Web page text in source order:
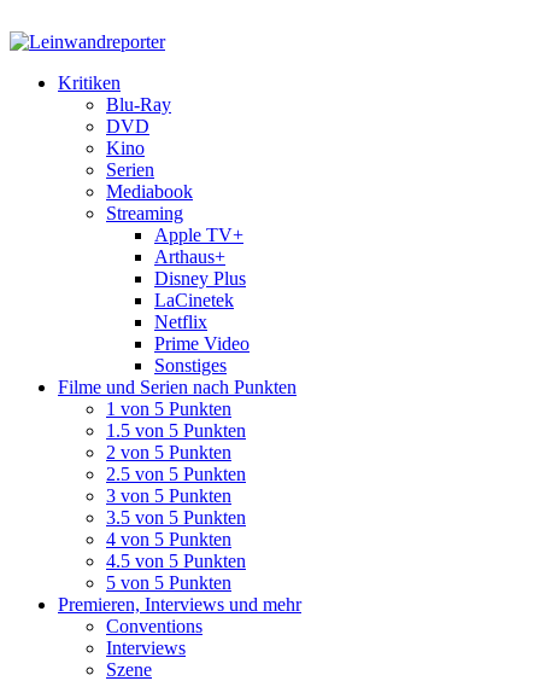
Kritiken
Blu-Ray
DVD
Kino
Serien
Mediabook
Streaming
Apple TV+
Arthaus+
Disney Plus
LaCinetek
Netflix
Prime Video
Sonstiges
Filme und Serien nach Punkten
1 von 5 Punkten
1.5 von 5 Punkten
2 von 5 Punkten
2.5 von 5 Punkten
3 von 5 Punkten
3.5 von 5 Punkten
4 von 5 Punkten
4.5 von 5 Punkten
5 von 5 Punkten
Premieren, Interviews und mehr
Conventions
Interviews
Szene